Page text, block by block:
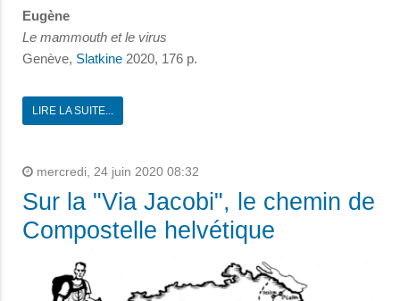
Eugène
Le mammouth et le virus
Genève, Slatkine 2020, 176 p.
LIRE LA SUITE...
mercredi, 24 juin 2020 08:32
Sur la "Via Jacobi", le chemin de
Compostelle helvétique